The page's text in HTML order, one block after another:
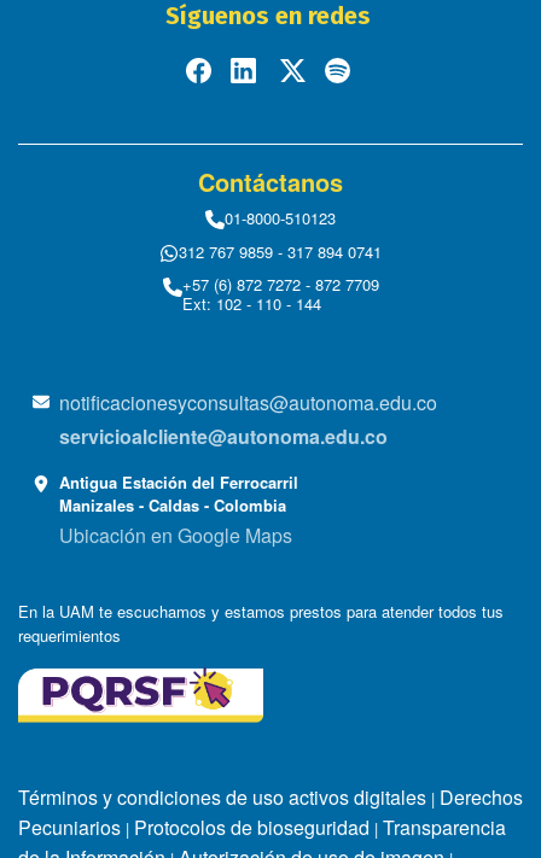
Síguenos en redes
Contáctanos
01-8000-510123
312 767 9859 - 317 894 0741
+57 (6) 872 7272 - 872 7709
Ext: 102 - 110 - 144
notificacionesyconsultas@autonoma.edu.co
servicioalcliente@autonoma.edu.co
Antigua Estación del Ferrocarril
Manizales - Caldas - Colombia
Ubicación en Google Maps
En la UAM te escuchamos y estamos prestos para atender todos tus
requerimientos
Términos y condiciones de uso activos digitales | Derechos
Pecuniarios | Protocolos de bioseguridad | Transparencia